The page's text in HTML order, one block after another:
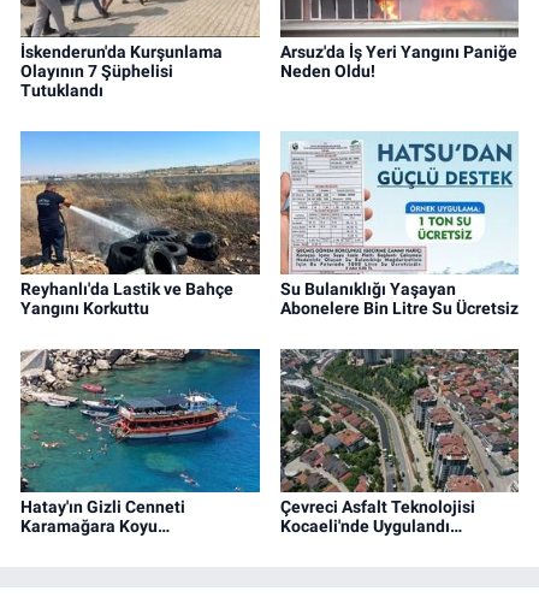
İskenderun'da Kurşunlama
Olayının 7 Şüphelisi
Tutuklandı
Arsuz'da İş Yeri Yangını Paniğe
Neden Oldu!
Reyhanlı'da Lastik ve Bahçe
Yangını Korkuttu
Su Bulanıklığı Yaşayan
Abonelere Bin Litre Su Ücretsiz
Hatay'ın Gizli Cenneti
Karamağara Koyu…
Çevreci Asfalt Teknolojisi
Kocaeli'nde Uygulandı…